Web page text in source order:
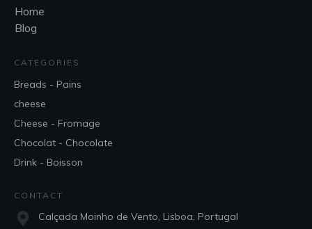
Home
Blog
CATEGORIES
Breads - Pains
cheese
Cheese - Fromage
Chocolat - Chocolate
Drink - Boisson
CONTACT
Calçada Moinho de Vento, Lisboa, Portugal